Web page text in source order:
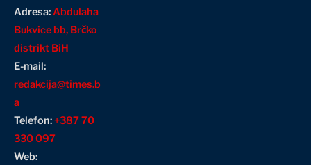
Adresa: Abdulaha
Bukvice bb, Brčko
distrikt BiH
E-mail:
redakcija@times.b
a
Telefon:+387 70
330 097
Web: